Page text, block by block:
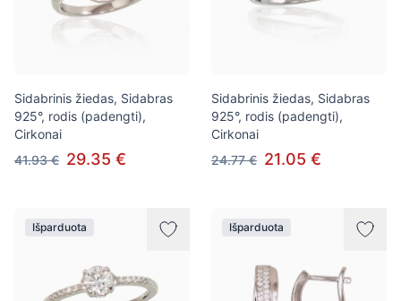
Sidabrinis žiedas, Sidabras
925°, rodis (padengti),
Cirkonai
41.93 € 29.35 €
Sidabrinis žiedas, Sidabras
925°, rodis (padengti),
Cirkonai
24.77 € 21.05 €
Išparduota Išparduota